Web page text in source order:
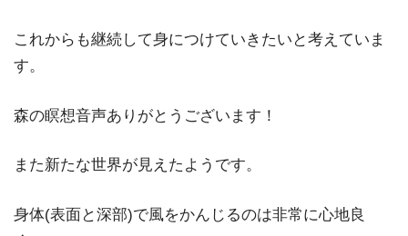
これからも継続して身につけていきたいと考えていま
す。
森の瞑想音声ありがとうございます！
また新たな世界が見えたようです。
身体(表面と深部)で風をかんじるのは非常に心地良